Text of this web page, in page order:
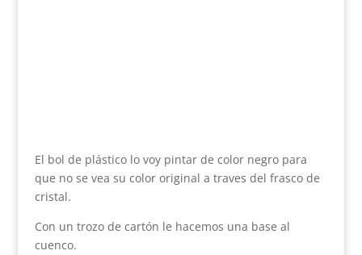
El bol de plástico lo voy pintar de color negro para
que no se vea su color original a traves del frasco de
cristal.
Con un trozo de cartón le hacemos una base al
cuenco.